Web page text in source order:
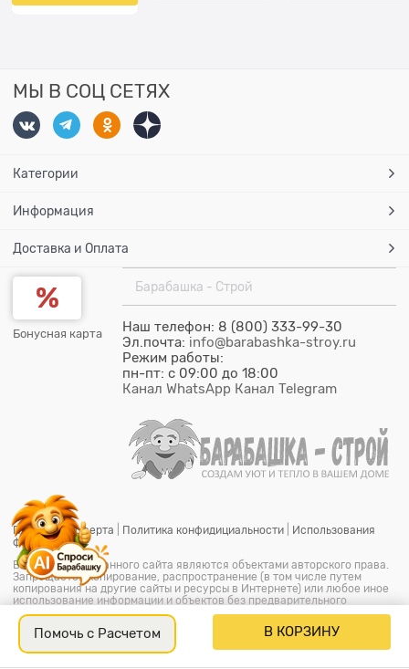
Помочь с Расчетом В КОРЗИНУ
МЫ В СОЦ СЕТЯХ
Категории
Информация
Доставка и Оплата
Бонусная карта
Барабашка - Строй
Наш телефон: 8 (800) 333-99-30
Эл.почта: info@barabashka-stroy.ru
Режим работы:
пн-пт: c 09:00 до 18:00
Канал WhatsApp Канал Telegram
Публичная оферта Политика конфидициальности
Использования
файлов cookie
Все материалы данного сайта являются объектами авторского права.
Запрещается копирование, распространение (в том числе путем
копирования на другие сайты и ресурсы в Интернете) или любое иное
использование информации и объектов без предварительного
согласия правообладателя.
© ООО "Барабашка-Строй"
2026.
Барабашка - Строй является
офицальным зарегистрированым товарным знаком (знак
обслуживания) № 851849